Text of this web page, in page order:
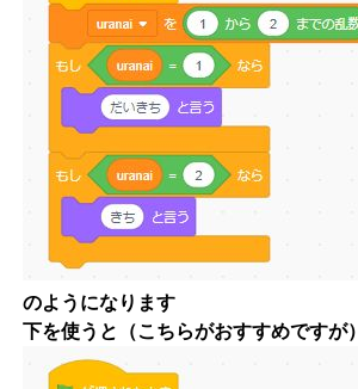
のようになります
下を使うと（こちらがおすすめですが）